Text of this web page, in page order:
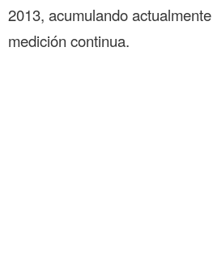
2013, acumulando
medición continua.